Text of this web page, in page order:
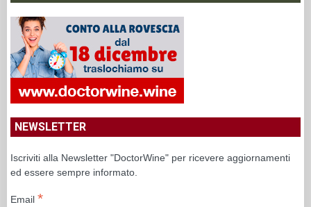
NEWSLETTER
Iscriviti alla Newsletter "DoctorWine" per ricevere aggiornamenti
ed essere sempre informato.
Email *